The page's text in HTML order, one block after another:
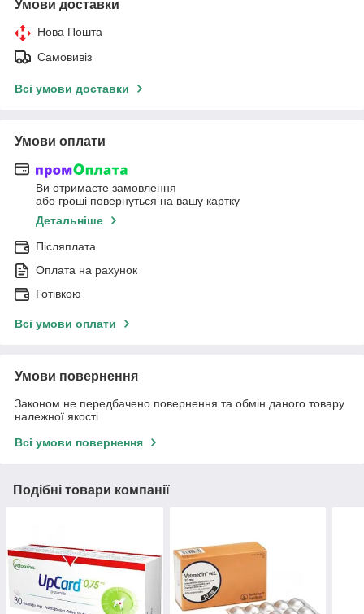
Умови доставки
Нова Пошта
Самовивіз
Всі умови доставки
Умови оплати
Ви отримаєте замовлення
або гроші повернуться на вашу картку
Детальніше
Післяплата
Оплата на рахунок
Готівкою
Всі умови оплати
Умови повернення
Законом не передбачено повернення та обмін даного товару
належної якості
Всі умови повернення
Подібні товари компанії